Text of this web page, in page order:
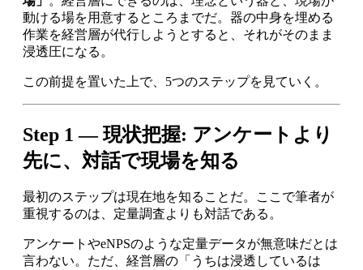
動ける場を用意するところまでだ。器の中身を埋める
作業を経営層が代行しようとすると、それがそのまま
浸透圧になる。
この前提を置いた上で、5つのステップを見ていく。
Step 1 — 現状把握: アンケートより
先に、対話で現場を知る
最初のステップは現在地を知ることだ。ここで筆者が
重視するのは、定量調査よりも対話である。
アンケートやeNPSのような定量データが無意味だとは
言わない。ただ、経営層の「うちは浸透しているは